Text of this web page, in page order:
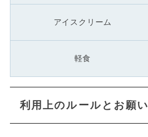
アイスクリーム
軽食
利用上のルールとお願い